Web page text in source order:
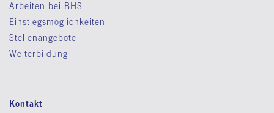
Arbeiten bei BHS
Einstiegsmöglichkeiten
Stellenangebote
Weiterbildung
Kontakt